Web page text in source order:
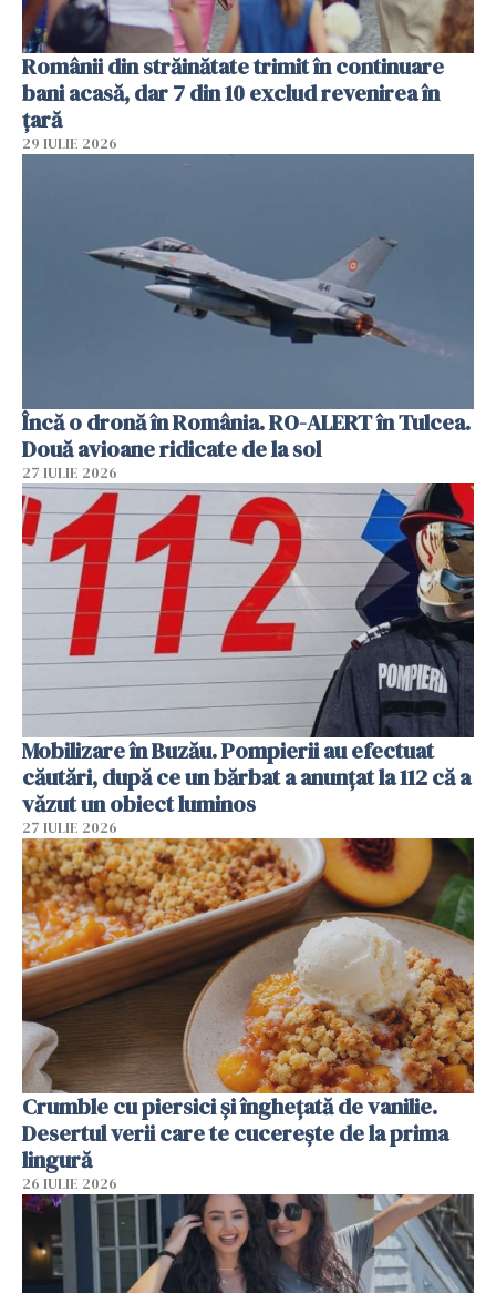
Românii din străinătate trimit în continuare
bani acasă, dar 7 din 10 exclud revenirea în
țară
29 IULIE 2026
Încă o dronă în România. RO-ALERT în Tulcea.
Două avioane ridicate de la sol
27 IULIE 2026
Mobilizare în Buzău. Pompierii au efectuat
căutări, după ce un bărbat a anunțat la 112 că a
văzut un obiect luminos
27 IULIE 2026
Crumble cu piersici și înghețată de vanilie.
Desertul verii care te cucerește de la prima
lingură
26 IULIE 2026